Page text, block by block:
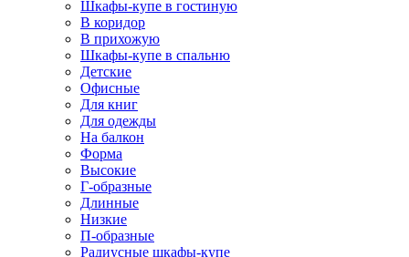
Шкафы-купе в гостиную
В коридор
В прихожую
Шкафы-купе в спальню
Детские
Офисные
Для книг
Для одежды
На балкон
Форма
Высокие
Г-образные
Длинные
Низкие
П-образные
Радиусные шкафы-купе